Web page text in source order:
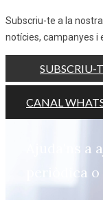
Subscriu-te a la
notícies, campanyes i
SUBSCRIU-
CANAL
Ajuda'ns
periòdica